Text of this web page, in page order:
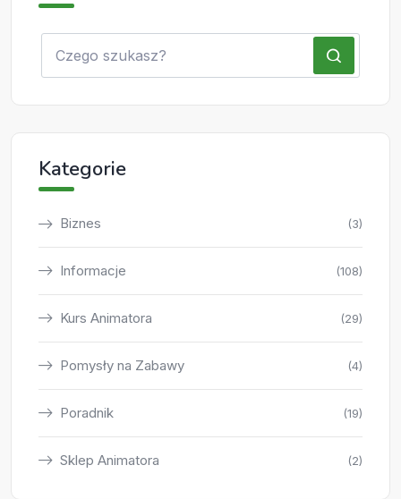
Kategorie
Biznes (3)
Informacje (108)
Kurs Animatora (29)
Pomysły na Zabawy (4)
Poradnik (19)
Sklep Animatora (2)